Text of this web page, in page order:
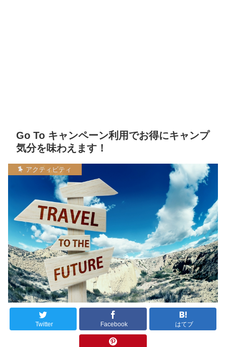
Go To キャンペーン利用でお得にキャンプ
気分を味わえます！
アクティビティ
Twitter Facebook はてブ